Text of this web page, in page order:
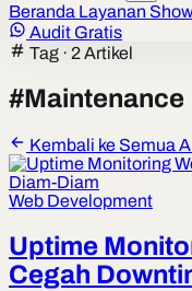
Beranda Layanan
Audit Gratis
Tag · 2 Artikel
#Maintenance
Kembali ke Semua
Web Development
Uptime
Cegah